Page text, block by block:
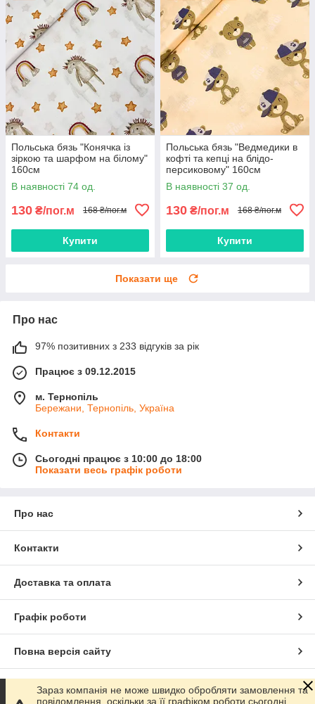
Польська бязь "Конячка із
зіркою та шарфом на білому"
160см
В наявності 74 од.
130 ₴/пог.м 168 ₴/пог.м
Купити
Польська бязь "Ведмедики в
кофті та кепці на блідо-
персиковому" 160см
В наявності 37 од.
130 ₴/пог.м 168 ₴/пог.м
Купити
Показати ще
Про нас
97% позитивних з 233 відгуків за рік
Працює з 09.12.2015
м. Тернопіль
Бережани, Тернопіль, Україна
Контакти
Сьогодні працює з 10:00 до 18:00
Показати весь графік роботи
Про нас
Контакти
Доставка та оплата
Графік роботи
Повна версія сайту
Сайт створено на маркетплейсі Prom.ua
Зараз компанія не може швидко обробляти замовлення та
повідомлення, оскільки за її графіком роботи сьогодні